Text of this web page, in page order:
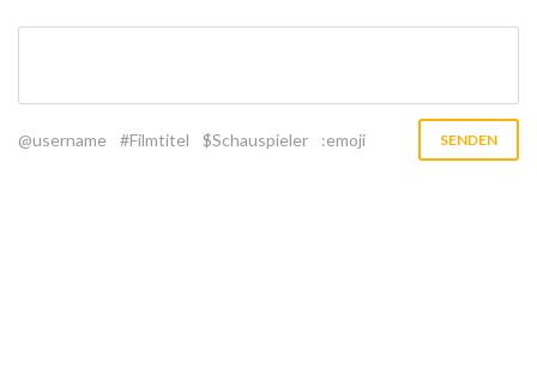
@username #Filmtitel $Schauspieler :emoji